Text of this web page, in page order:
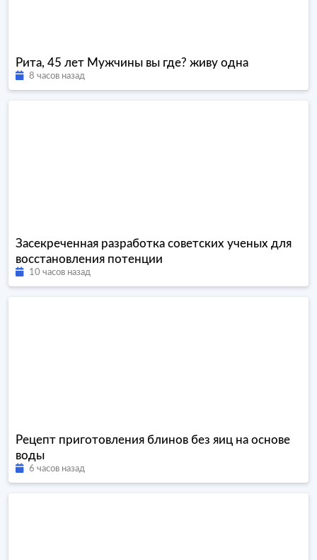
Рита, 45 лет Мужчины вы где? живу одна
8 часов назад
Засекреченная разработка советских ученых для
восстановления потенции
10 часов назад
Рецепт приготовления блинов без яиц на основе
воды
6 часов назад